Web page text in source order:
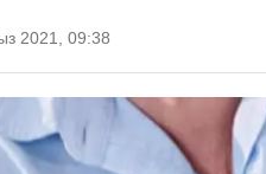
2021, 09:38